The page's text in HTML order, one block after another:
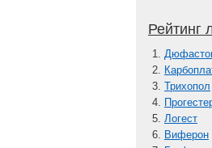
Рейтинг
Трихопол
Логест
Виферон